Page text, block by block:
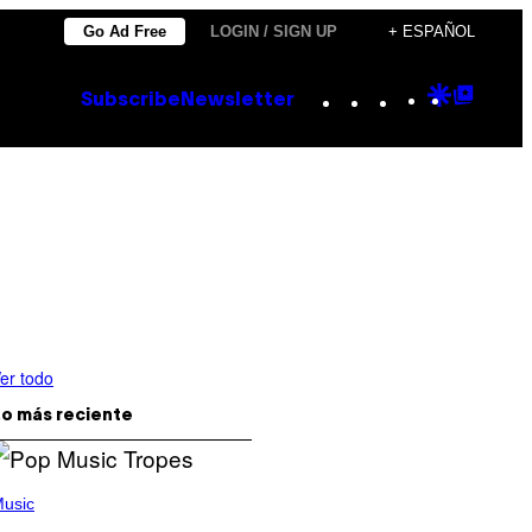
Go Ad Free LOGIN / SIGN UP + ESPAÑOL
Subscribe Newsletter Instagram
TikTok
YouTube
Google
todo
más reciente